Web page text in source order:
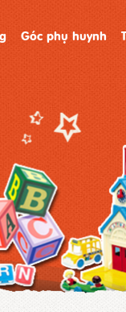
Góc phụ huynh